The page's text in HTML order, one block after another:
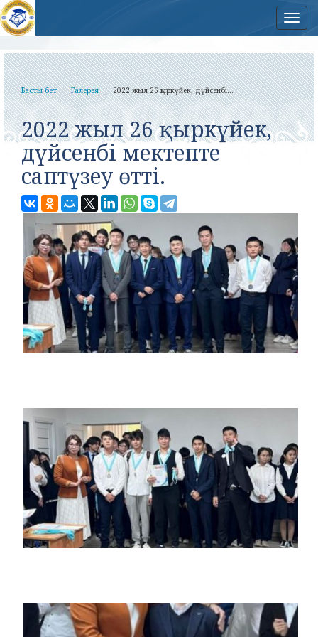
Басты бет Галерея 2022 жыл 26 қыркүйек, дүйсенбі...
2022 жыл 26 қыркүйек,
дүйсенбі мектепте
саптүзеу өтті.